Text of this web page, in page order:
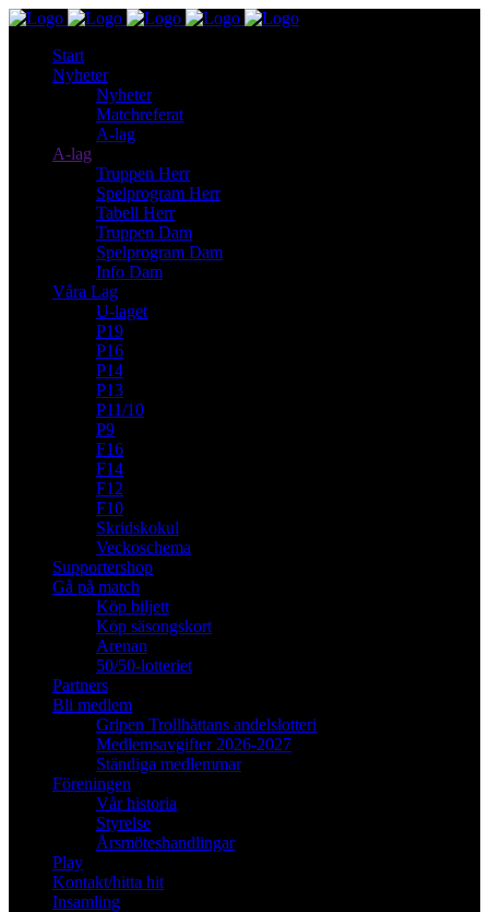
Start
Nyheter
Nyheter
Matchreferat
A-lag
A-lag
Truppen Herr
Spelprogram Herr
Tabell Herr
Truppen Dam
Spelprogram Dam
Info Dam
Våra Lag
U-laget
P19
P16
P14
P13
P11/10
P9
F16
F14
F12
F10
Skridskokul
Veckoschema
Supportershop
Gå på match
Köp biljett
Köp säsongskort
Arenan
50/50-lotteriet
Partners
Bli medlem
Gripen Trollhättans andelslotteri
Medlemsavgifter 2026-2027
Ständiga medlemmar
Föreningen
Vår historia
Styrelse
Årsmöteshandlingar
Play
Kontakt/hitta hit
Insamling